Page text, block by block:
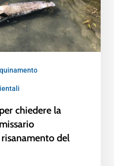
chiedere la
del